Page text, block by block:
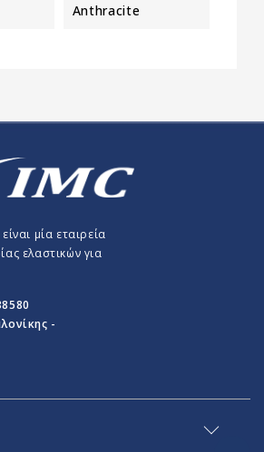
Anthracite
μία εταιρεία
ελαστικών για
-